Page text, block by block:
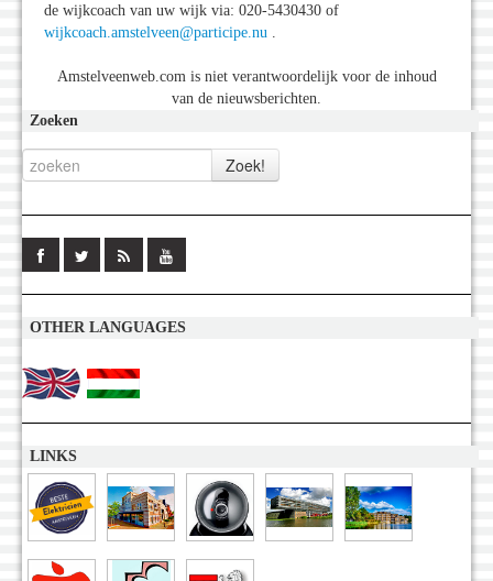
de wijkcoach van uw wijk via: 020-5430430 of
wijkcoach.amstelveen@participe.nu
Amstelveenweb.com is niet verantwoordelijk voor de inhoud
van de nieuwsberichten.
Zoeken
OTHER LANGUAGES
LINKS